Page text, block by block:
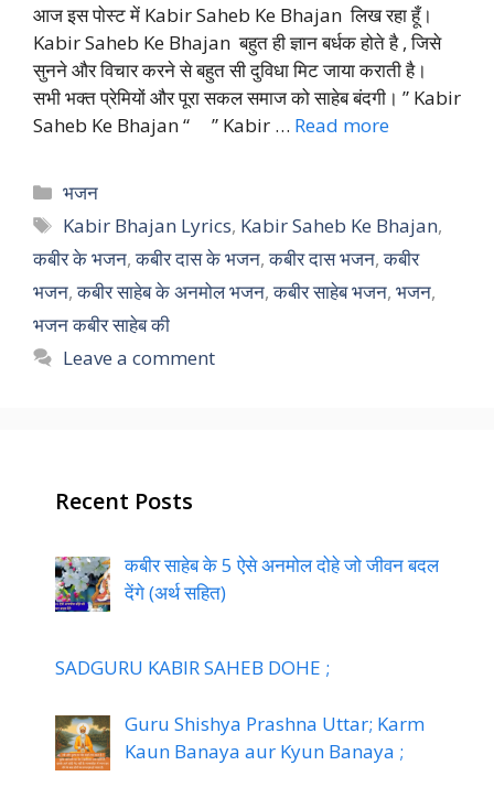
आज इस पोस्ट में Kabir Saheb Ke Bhajan लिख रहा हूँ।
Kabir Saheb Ke Bhajan बहुत ही ज्ञान बर्धक होते है , जिसे
सुनने और विचार करने से बहुत सी दुविधा मिट जाया कराती है।
सभी भक्त प्रेमियों और पूरा सकल समाज को साहेब बंदगी। ” Kabir
Saheb Ke Bhajan “ ” Kabir … Read more
Categories
भजन
Tags
Kabir Bhajan Lyrics, Kabir Saheb Ke Bhajan,
कबीर के भजन,कबीर दास के भजन,कबीर दास भजन,कबीर
भजन,कबीर साहेब के अनमोल भजन,कबीर साहेब भजन, भजन,
भजन कबीर साहेब की
Leave a comment
Recent Posts
कबीर साहेब के 5 ऐसे अनमोल दोहे जो जीवन बदल
देंगे (अर्थ सहित)
SADGURU KABIR SAHEB DOHE ;
Guru Shishya Prashna Uttar; Karm
Kaun Banaya aur Kyun Banaya ;